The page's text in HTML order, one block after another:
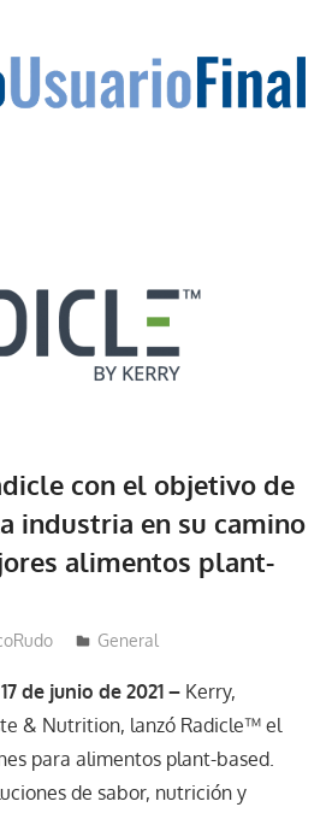
con el objetivo de
industria en su camino
alimentos plant-
General
de junio de 2021 –Kerry,
& Nutrition, lanzó Radicle™ el
para alimentos plant-based.
de sabor, nutrición y